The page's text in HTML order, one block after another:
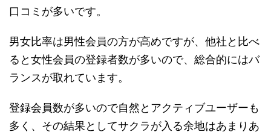
口コミが多いです。
男女比率は男性会員の方が高めですが、他社と比べ
ると女性会員の登録者数が多いので、総合的にはバ
ランスが取れています。
登録会員数が多いので自然とアクティブユーザーも
多く、その結果としてサクラが入る余地はあまりあ